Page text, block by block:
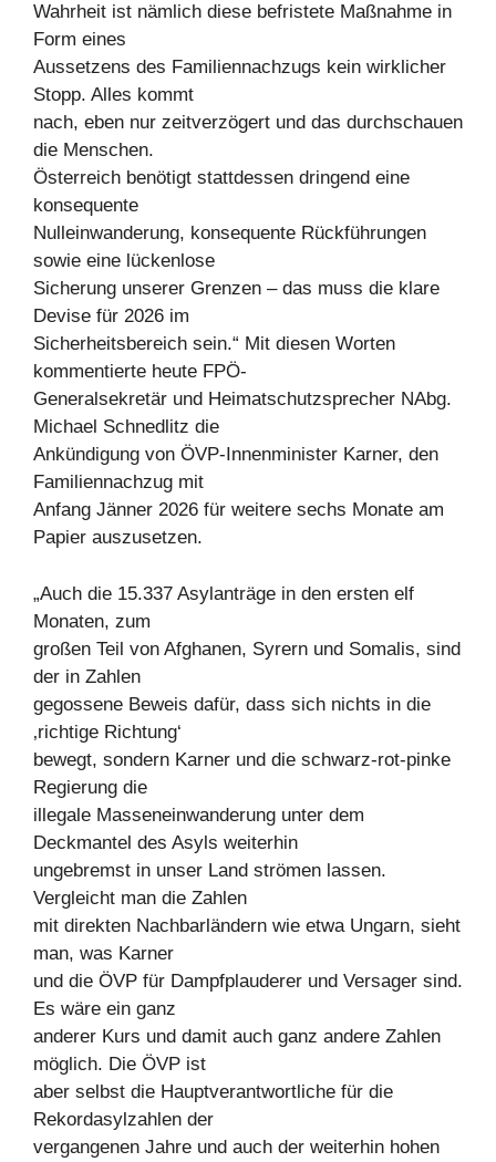
Wahrheit ist nämlich diese befristete Maßnahme in
Form eines
Aussetzens des Familiennachzugs kein wirklicher
Stopp. Alles kommt
nach, eben nur zeitverzögert und das durchschauen
die Menschen.
Österreich benötigt stattdessen dringend eine
konsequente
Nulleinwanderung, konsequente Rückführungen
sowie eine lückenlose
Sicherung unserer Grenzen – das muss die klare
Devise für 2026 im
Sicherheitsbereich sein.“ Mit diesen Worten
kommentierte heute FPÖ-
Generalsekretär und Heimatschutzsprecher NAbg.
Michael Schnedlitz die
Ankündigung von ÖVP-Innenminister Karner, den
Familiennachzug mit
Anfang Jänner 2026 für weitere sechs Monate am
Papier auszusetzen.
„Auch die 15.337 Asylanträge in den ersten elf
Monaten, zum
großen Teil von Afghanen, Syrern und Somalis, sind
der in Zahlen
gegossene Beweis dafür, dass sich nichts in die
‚richtige Richtung‘
bewegt, sondern Karner und die schwarz-rot-pinke
Regierung die
illegale Masseneinwanderung unter dem
Deckmantel des Asyls weiterhin
ungebremst in unser Land strömen lassen.
Vergleicht man die Zahlen
mit direkten Nachbarländern wie etwa Ungarn, sieht
man, was Karner
und die ÖVP für Dampfplauderer und Versager sind.
Es wäre ein ganz
anderer Kurs und damit auch ganz andere Zahlen
möglich. Die ÖVP ist
aber selbst die Hauptverantwortliche für die
Rekordasylzahlen der
vergangenen Jahre und auch der weiterhin hohen